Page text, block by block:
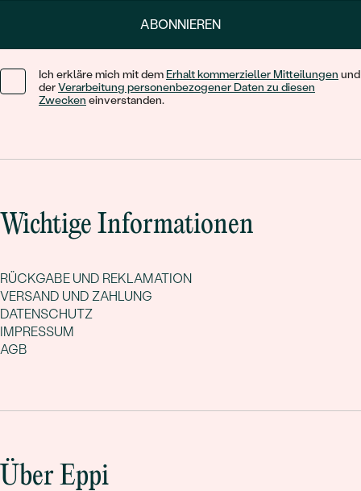
ABONNIEREN
Ich erkläre mich mit dem Erhalt kommerzieller Mitteilungen und
derVerarbeitung personenbezogener Daten zu diesen
Zwecken einverstanden.
Wichtige Informationen
RÜCKGABE UND REKLAMATION
VERSAND UND ZAHLUNG
DATENSCHUTZ
IMPRESSUM
AGB
Über Eppi